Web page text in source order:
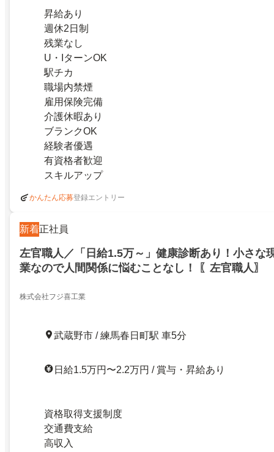
昇給あり
週休2日制
残業なし
U・IターンOK
駅チカ
職場内禁煙
雇用保険完備
介護休暇あり
ブランクOK
経験者優遇
有資格者歓迎
スキルアップ
かんたん応募登録エントリー
新着正社員
左官職人／「日給1.5万～」健康診断あり！小さな
業なので人間関係に悩むことなし！ 〖左官職人〗
株式会社フジ喜工業
武蔵野市 / 練馬春日町駅 車5分
日給1.5万円〜2.2万円 / 賞与・昇給あり
資格取得支援制度
交通費支給
高収入